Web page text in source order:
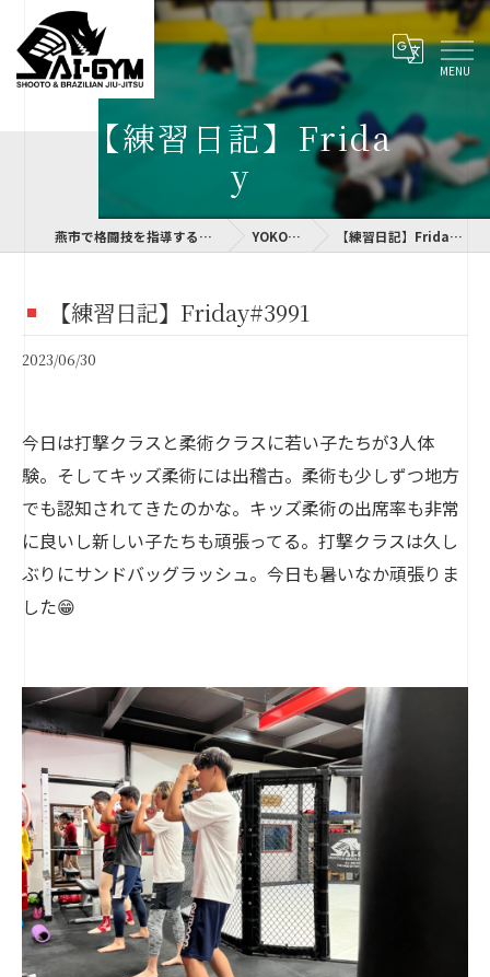
【練習日記】Frida
y
燕市で格闘技を指導するSAI-GYM YOKOLOG 【練習日記】Friday#3991
【練習日記】Friday#3991
2023/06/30
今日は打撃クラスと柔術クラスに若い子たちが3人体
験。そしてキッズ柔術には出稽古。柔術も少しずつ地方
でも認知されてきたのかな。キッズ柔術の出席率も非常
に良いし新しい子たちも頑張ってる。打撃クラスは久し
ぶりにサンドバッグラッシュ。今日も暑いなか頑張りま
した😁